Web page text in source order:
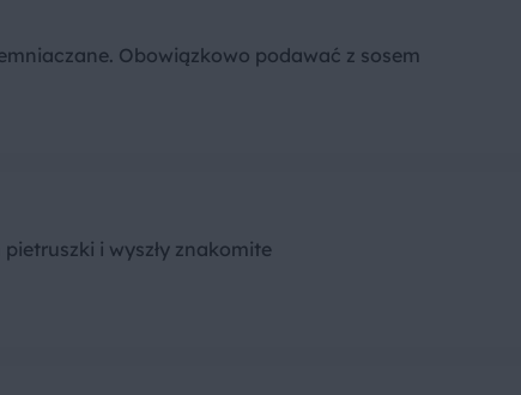
Obowiązkowo podawać z sosem
i wyszły znakomite